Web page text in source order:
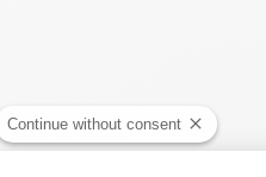
Continue without consent